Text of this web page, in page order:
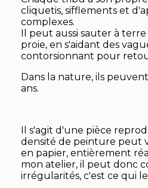
cliquetis, sifflements et
complexes.
Il peut aussi sauter à
proie, en s'aidant des
contorsionnant pour
Dans la nature, ils
ans.
Il s'agit d'une pièce
densité de peinture peut
en papier, entièrement
mon atelier, il peut donc
irrégularités, c'est ce qui